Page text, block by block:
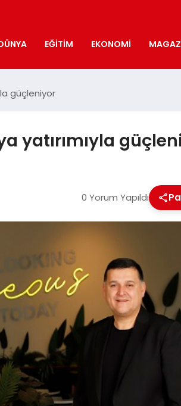
EĞITIM EKONOMI
güçleniyor
yatırımıyla
0 Yorum Yapıldı